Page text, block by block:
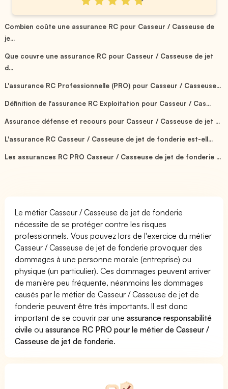
Combien coûte une assurance RC pour Casseur / Casseuse de
je...
Que couvre une assurance RC pour Casseur / Casseuse de jet
d...
L'assurance RC Professionnelle (PRO) pour Casseur / Casseuse...
Définition de l'assurance RC Exploitation pour Casseur / Cas...
Assurance défense et recours pour Casseur / Casseuse de jet ...
L'assurance RC Casseur / Casseuse de jet de fonderie est-ell...
Les assurances RC PRO Casseur / Casseuse de jet de fonderie ...
Le métier Casseur / Casseuse de jet de fonderie
nécessite de se protéger contre les risques
professionnels. Vous pouvez lors de l'exercice du métier
Casseur / Casseuse de jet de fonderie provoquer des
dommages à une personne morale (entreprise) ou
physique (un particulier). Ces dommages peuvent arriver
de manière peu fréquente, néanmoins les dommages
causés par le métier de Casseur / Casseuse de jet de
fonderie peuvent être très importants. Il est donc
important de se couvrir par uneassurance responsabilité
civile ouassurance RC PRO pour le métier de Casseur /
Casseuse de jet de fonderie.